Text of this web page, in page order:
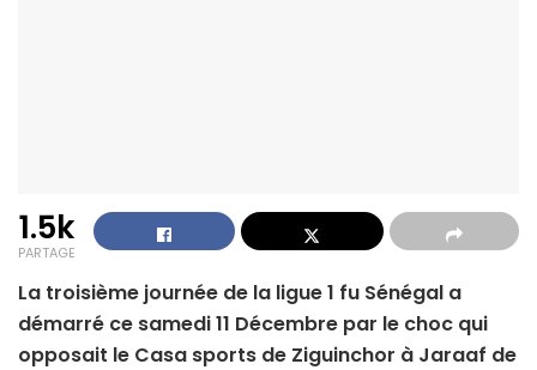
1.5k
PARTAGE
La troisième journée de la ligue 1 fu Sénégal a
démarré ce samedi 11 Décembre par le choc qui
opposait le Casa sports de Ziguinchor à Jaraaf de